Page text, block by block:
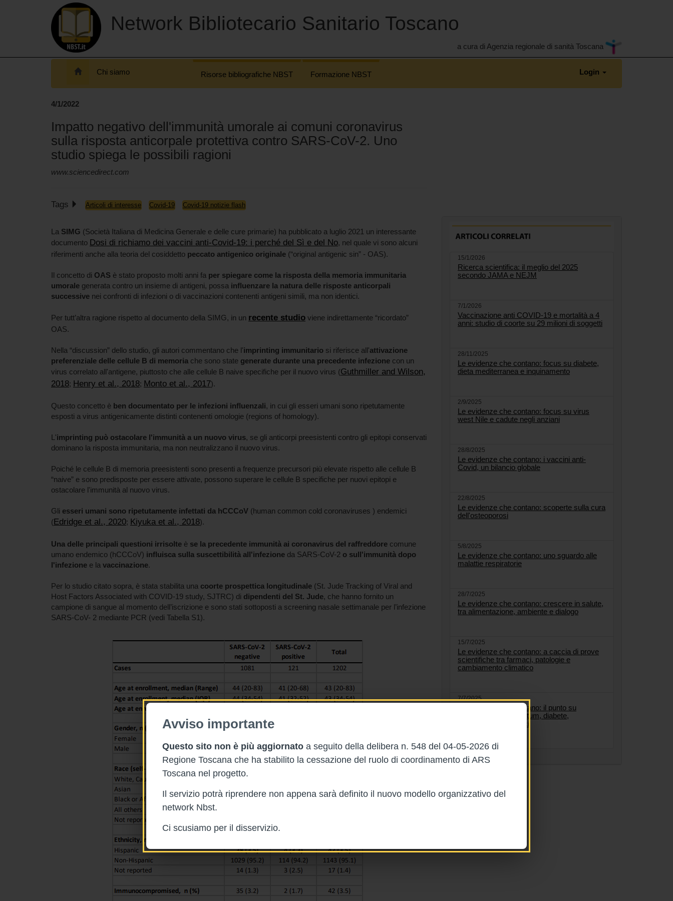
Avviso importante
Questo sito non è più aggiornato a seguito della delibera n. 548 del 04-05-2026 di
Regione Toscana che ha stabilito la cessazione del ruolo di coordinamento di ARS
Toscana nel progetto.
Il servizio potrà riprendere non appena sarà definito il nuovo modello organizzativo del
network Nbst.
Ci scusiamo per il disservizio.
Network Bibliotecario Sanitario Toscano
a cura di Agenzia regionale di sanità Toscana
Chi siamo Risorse bibliografiche NBST Formazione NBST Login
4/1/2022
Impatto negativo dell'immunità umorale ai comuni coronavirus
sulla risposta anticorpale protettiva contro SARS-CoV-2. Uno
studio spiega le possibili ragioni
www.sciencedirect.com
Tags Articoli di interesse Covid-19 Covid-19 notizie flash
La SIMG (Società Italiana di Medicina Generale e delle cure primarie) ha pubblicato a luglio 2021 un interessante
documento Dosi di richiamo dei vaccini anti-Covid-19: i perché del Sì e del No, nel quale vi sono alcuni
riferimenti anche alla teoria del cosiddetto peccato antigenico originale (“original antigenic sin” - OAS).
Il concetto di OAS è stato proposto molti anni fa per spiegare come la risposta della memoria immunitaria
umorale generata contro un insieme di antigeni, possa influenzare la natura delle risposte anticorpali
successive nei confronti di infezioni o di vaccinazioni contenenti antigeni simili, ma non identici.
Per tutt’altra ragione rispetto al documento della SIMG, in un recente studio viene indirettamente “ricordato”
OAS.
Nella “discussion” dello studio, gli autori commentano che l'imprinting immunitario si riferisce all'attivazione
preferenziale delle cellule B di memoria che sono state generate durante una precedente infezione con un
virus correlato all'antigene, piuttosto che alle cellule B naive specifiche per il nuovo virus (Guthmiller and Wilson,
2018; Henry et al., 2018; Monto et al., 2017).
Questo concetto è ben documentato per le infezioni influenzali, in cui gli esseri umani sono ripetutamente
esposti a virus antigenicamente distinti contenenti omologie (regions of homology).
L'imprinting può ostacolare l'immunità a un nuovo virus, se gli anticorpi preesistenti contro gli epitopi conservati
dominano la risposta immunitaria, ma non neutralizzano il nuovo virus.
Poiché le cellule B di memoria preesistenti sono presenti a frequenze precursori più elevate rispetto alle cellule B
“naive” e sono predisposte per essere attivate, possono superare le cellule B specifiche per nuovi epitopi e
ostacolare l'immunità al nuovo virus.
Gli esseri umani sono ripetutamente infettati da hCCCoV (human common cold coronaviruses ) endemici
(Edridge et al., 2020; Kiyuka et al., 2018).
Una delle principali questioni irrisolte è se la precedente immunità ai coronavirus del raffreddore comune
umano endemico (hCCCoV) influisca sulla suscettibilità all'infezione da SARS-CoV-2 o sull'immunità dopo
l'infezione e la vaccinazione.
Per lo studio citato sopra, è stata stabilita una coorte prospettica longitudinale (St. Jude Tracking of Viral and
Host Factors Associated with COVID-19 study, SJTRC) di dipendenti del St. Jude, che hanno fornito un
campione di sangue al momento dell’iscrizione e sono stati sottoposti a screening nasale settimanale per l’infezione
SARS-CoV- 2 mediante PCR (vedi Tabella S1).
15/1/2026
Ricerca scientifica: il meglio del 2025
secondo JAMA e NEJM
7/1/2026
Vaccinazione anti COVID-19 e mortalità a 4
anni: studio di coorte su 29 milioni di soggetti
28/11/2025
Le evidenze che contano: focus su diabete,
dieta mediterranea e inquinamento
2/9/2025
Le evidenze che contano: focus su virus
west Nile e cadute negli anziani
28/8/2025
Le evidenze che contano: i vaccini anti-
Covid, un bilancio globale
22/8/2025
Le evidenze che contano: scoperte sulla cura
dell'osteoporosi
5/8/2025
Le evidenze che contano: uno sguardo alle
malattie respiratorie
28/7/2025
Le evidenze che contano: crescere in salute,
tra alimentazione, ambiente e dialogo
15/7/2025
Le evidenze che contano: a caccia di prove
scientifiche tra farmaci, patologie e
cambiamento climatico
7/7/2025
Le evidenze che contano: il punto su
depressione post-partum, diabete,
formazione dei medici